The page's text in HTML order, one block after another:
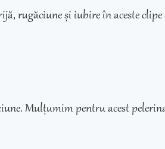
rugăciune și iubire în aceste clipe
Mulțumim pentru acest